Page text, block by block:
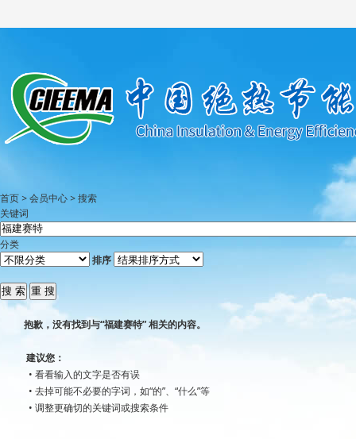
首页 >会员中心 >搜索
关键词
分类
排序
抱歉，没有找到与“福建赛特” 相关的内容。
建议您：
• 看看输入的文字是否有误
• 去掉可能不必要的字词，如“的”、“什么”等
• 调整更确切的关键词或搜索条件